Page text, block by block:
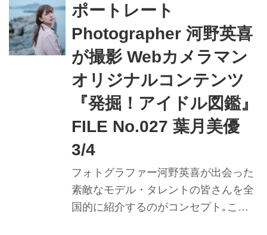
モデルの動きに合わせてフレームをキ
メる様子を堪能しよう。
ポートレート
Photographer 河野英喜
が撮影 Webカメラマン
オリジナルコンテンツ
『発掘！アイドル図鑑』
FILE No.027 葉月美優
3/4
フォトグラファー河野英喜が出会った
素敵なモデル・タレントの皆さんを全
国的に紹介するのがコンセプト｡ここ